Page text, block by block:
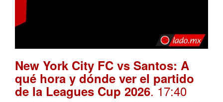
New York City FC vs Santos: A
qué hora y dónde ver el partido
de la Leagues Cup 2026. 17:40